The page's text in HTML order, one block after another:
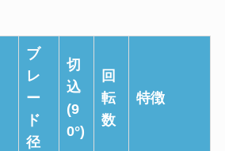
ブ
レ
ー
ド
径
切
込
(9
0°)
回
転
数
特徴